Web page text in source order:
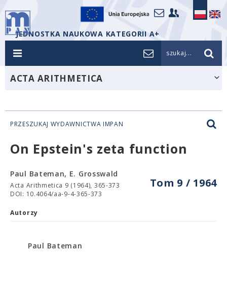
JEDNOSTKA NAUKOWA KATEGORII A+
szukaj...
ACTA ARITHMETICA
PRZESZUKAJ WYDAWNICTWA IMPAN
On Epstein's zeta function
Tom 9 / 1964
Paul Bateman, E. Grosswald
Acta Arithmetica 9 (1964), 365-373
DOI: 10.4064/aa-9-4-365-373
Autorzy
Paul Bateman